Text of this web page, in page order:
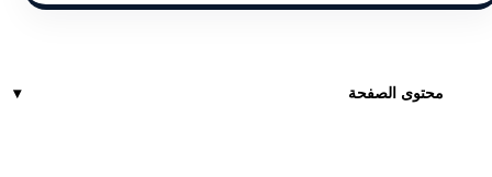
محتوى الصفحة